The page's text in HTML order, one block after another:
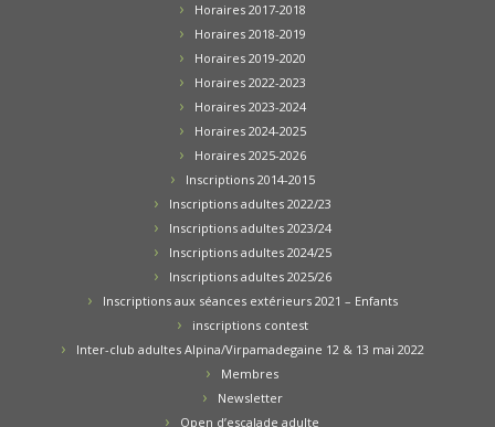
Horaires 2017-2018
Horaires 2018-2019
Horaires 2019-2020
Horaires 2022-2023
Horaires 2023-2024
Horaires 2024-2025
Horaires 2025-2026
Inscriptions 2014-2015
Inscriptions adultes 2022/23
Inscriptions adultes 2023/24
Inscriptions adultes 2024/25
Inscriptions adultes 2025/26
Inscriptions aux séances extérieurs 2021 – Enfants
inscriptions contest
Inter-club adultes Alpina/Virpamadegaine 12 & 13 mai 2022
Membres
Newsletter
Open d’escalade adulte